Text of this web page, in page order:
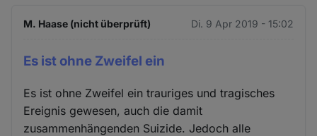
M. Haase (nicht überprüft) Di. 9 Apr 2019 - 15:02
Es ist ohne Zweifel ein
Es ist ohne Zweifel ein trauriges und tragisches
Ereignis gewesen, auch die damit
zusammenhängenden Suizide. Jedoch alle